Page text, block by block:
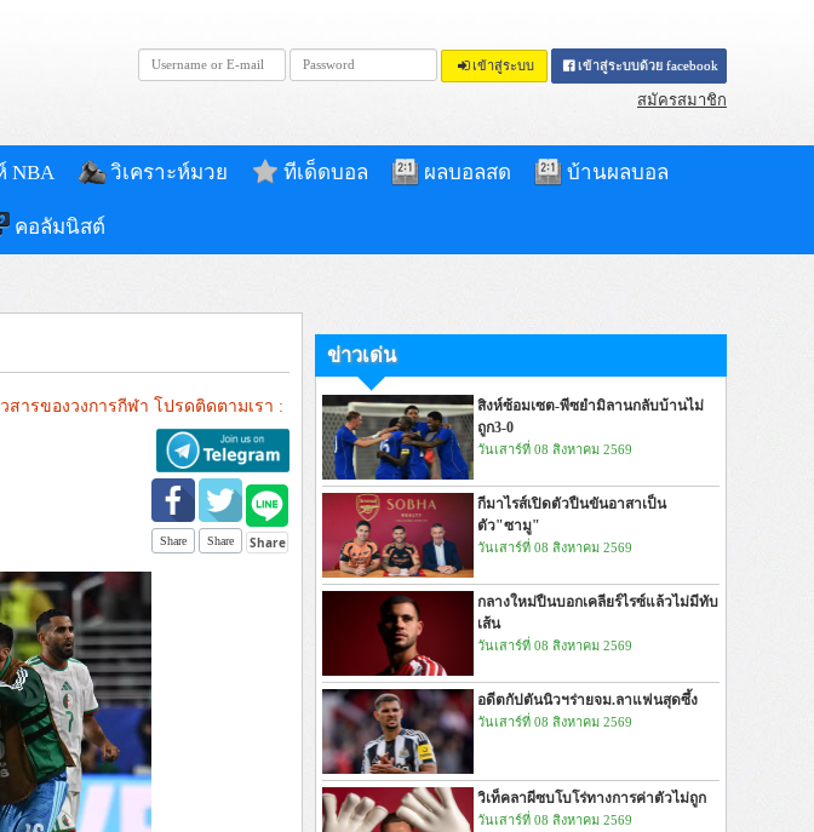
เข้าสู่ระบบ เข้าสู่ระบบด้วย facebook
สมัครสมาชิก
NBA วิเคราะห์มวย ทีเด็ดบอล ผลบอลสด บ้านผลบอล
คอลัมนิสต์
สารของวงการกีฬา โปรดติดตามเรา :
Share Share
ข่าวเด่น
สิงห์ซ้อมเซต-พีซยำมิลานกลับบ้านไม่
ถูก3-0
วันเสาร์ที่ 08 สิงหาคม 2569
กีมาไรส์เปิดตัวปืนขันอาสาเป็น
ตัว"ซามู"
วันเสาร์ที่ 08 สิงหาคม 2569
กลางใหม่ปืนบอกเคลียร์ไรซ์แล้วไม่มีทับ
เส้น
วันเสาร์ที่ 08 สิงหาคม 2569
อดีตกัปตันนิวฯร่ายจม.ลาแฟนสุดซึ้ง
วันเสาร์ที่ 08 สิงหาคม 2569
วิเท็คลาผีซบโบโร่ทางการค่าตัวไม่ถูก
วันเสาร์ที่ 08 สิงหาคม 2569